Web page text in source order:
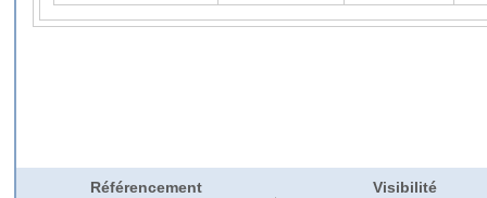
Référencement Visibilité